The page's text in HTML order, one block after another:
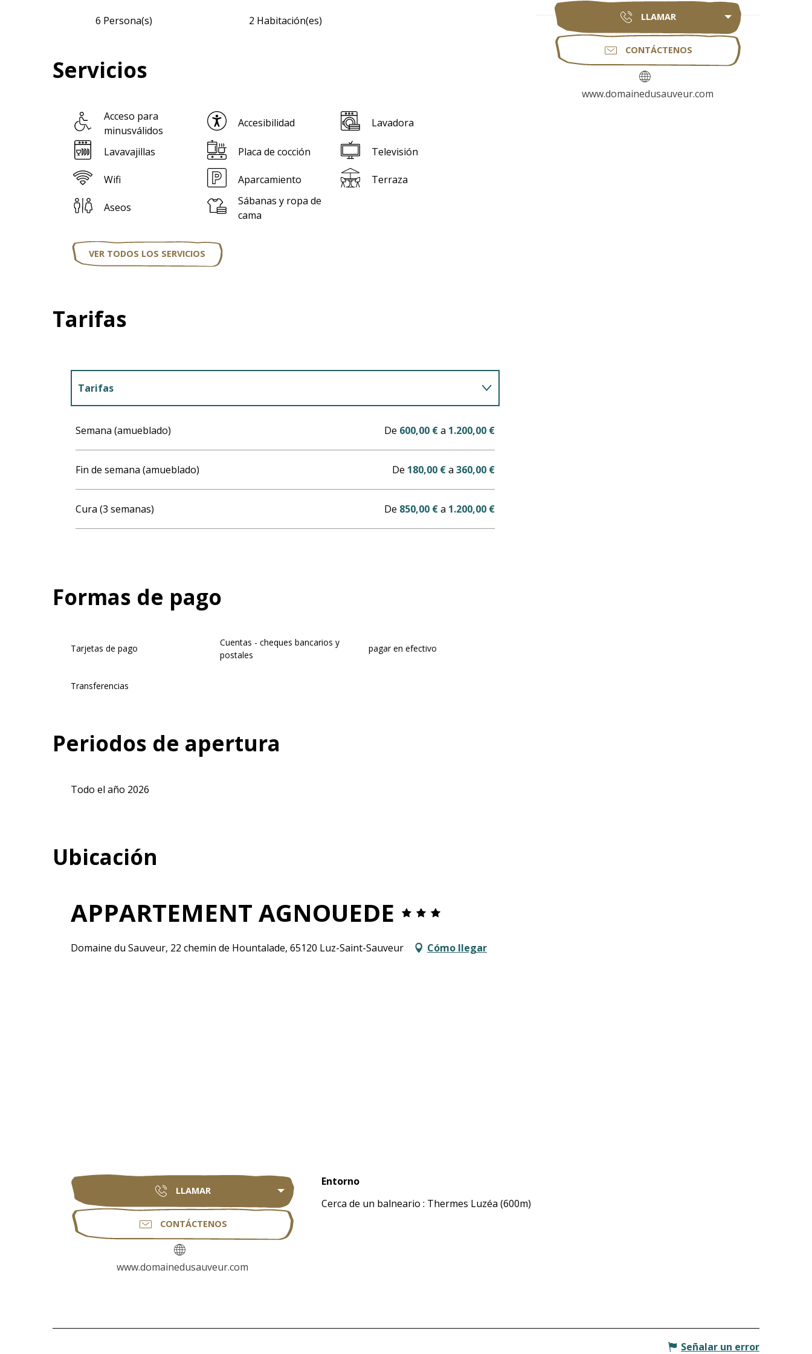
LLAMAR
CONTÁCTENOS
www.domainedusauveur.com
6 Persona(s) 2 Habitación(es)
Servicios
Acceso para
minusválidos
Accesibilidad Lavadora
Lavavajillas Placa de cocción Televisión
Wifi Aparcamiento Terraza
Aseos
Sábanas y ropa de
cama
VER TODOS LOS SERVICIOS
Tarifas
Tarifas
Semana (amueblado) De 600,00 €a 1.200,00 €
Fin de semana (amueblado) De 180,00 €a360,00 €
Cura (3 semanas) De 850,00 €a 1.200,00 €
Formas de pago
Tarjetas de pago
Cuentas - cheques bancarios y
postales
pagar en efectivo
Transferencias
Periodos de apertura
Todo el año 2026
Ubicación
APPARTEMENT AGNOUEDE
Domaine du Sauveur, 22 chemin de Hountalade, 65120 Luz-Saint-Sauveur Cómo llegar
LLAMAR
CONTÁCTENOS
www.domainedusauveur.com
Entorno
Entorno
Cerca de un balneario : Thermes Luzéa (600m)
Señalar un error